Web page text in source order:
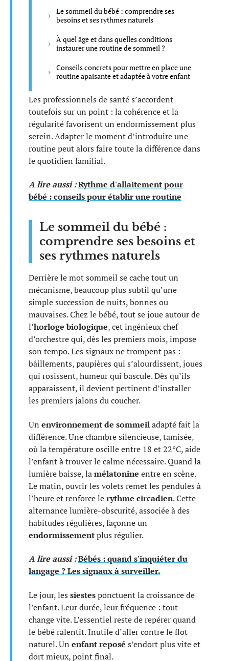
Le sommeil du bébé : comprendre ses
besoins et ses rythmes naturels
À quel âge et dans quelles conditions
instaurer une routine de sommeil ?
Conseils concrets pour mettre en place une
routine apaisante et adaptée à votre enfant
Les professionnels de santé s’accordent
toutefois sur un point : la cohérence et la
régularité favorisent un endormissement plus
serein. Adapter le moment d’introduire une
routine peut alors faire toute la différence dans
le quotidien familial.
A lire aussi :Rythme d'allaitement pour
bébé : conseils pour établir une routine
Le sommeil du bébé :
comprendre ses besoins et
ses rythmes naturels
Derrière le mot sommeil se cache tout un
mécanisme, beaucoup plus subtil qu’une
simple succession de nuits, bonnes ou
mauvaises. Chez le bébé, tout se joue autour de
l’horloge biologique, cet ingénieux chef
d’orchestre qui, dès les premiers mois, impose
son tempo. Les signaux ne trompent pas :
bâillements, paupières qui s’alourdissent, joues
qui rosissent, humeur qui bascule. Dès qu’ils
apparaissent, il devient pertinent d’installer
les premiers jalons du coucher.
Un environnement de sommeiladapté fait la
différence. Une chambre silencieuse, tamisée,
où la température oscille entre 18 et 22°C, aide
l’enfant à trouver le calme nécessaire. Quand la
lumière baisse, lamélatonine entre en scène.
Le matin, ouvrir les volets remet les pendules à
l’heure et renforce lerythme circadien. Cette
alternance lumière-obscurité, associée à des
habitudes régulières, façonne un
endormissementplus régulier.
A lire aussi :Bébés : quand s'inquiéter du
langage ? Les signaux à surveiller.
Le jour, les siestesponctuent la croissance de
l’enfant. Leur durée, leur fréquence : tout
change vite. L’essentiel reste de repérer quand
le bébé ralentit. Inutile d’aller contre le flot
naturel. Un enfant reposé s’endort plus vite et
dort mieux, point final.